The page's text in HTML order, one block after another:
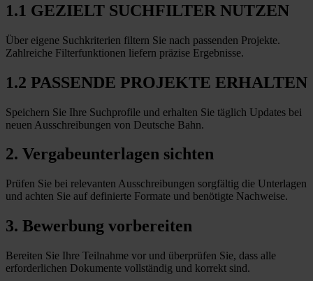
1.1 GEZIELT SUCHFILTER NUTZEN
Über eigene Suchkriterien filtern Sie nach passenden Projekte.
Zahlreiche Filterfunktionen liefern präzise Ergebnisse.
1.2 PASSENDE PROJEKTE ERHALTEN
Speichern Sie Ihre Suchprofile und erhalten Sie täglich Updates bei
neuen Ausschreibungen von Deutsche Bahn.
2. Vergabeunterlagen sichten
Prüfen Sie bei relevanten Ausschreibungen sorgfältig die Unterlagen
und achten Sie auf definierte Formate und benötigte Nachweise.
3. Bewerbung vorbereiten
Bereiten Sie Ihre Teilnahme vor und überprüfen Sie, dass alle
erforderlichen Dokumente vollständig und korrekt sind.